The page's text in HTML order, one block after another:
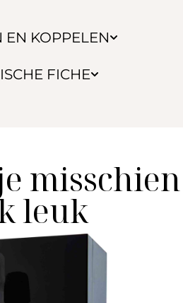
EN KOPPELEN
FICHE
misschien
leuk